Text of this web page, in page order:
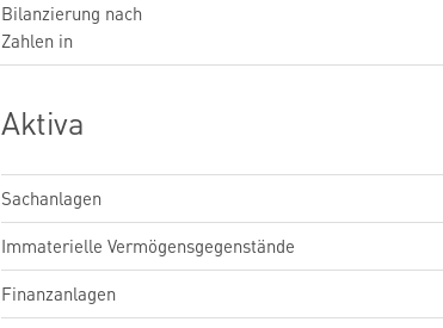
Bilanzierung nach
Zahlen in
Aktiva
Sachanlagen
Immaterielle Vermögensgegenstände
Finanzanlagen